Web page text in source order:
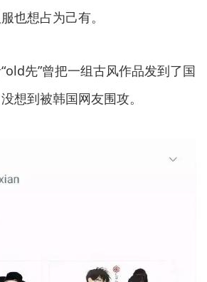
也想占为己有。
先”曾把一组古风作品发到了国
想到被韩国网友围攻。